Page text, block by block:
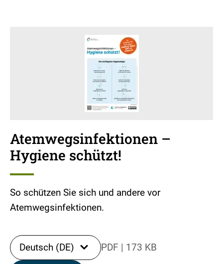
Atemwegsinfektionen –
Hygiene schützt!
So schützen Sie sich und andere vor
Atemwegsinfektionen.
Deutsch (DE) PDF | 173 KB